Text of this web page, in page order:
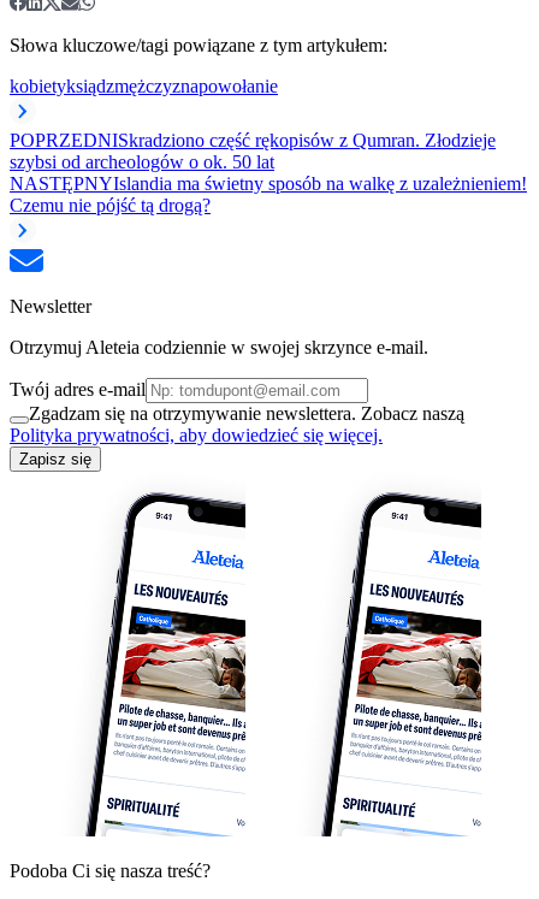
Słowa kluczowe/tagi powiązane z tym artykułem:
kobietyksiądzmężczyznapowołanie
POPRZEDNISkradziono część rękopisów z Qumran. Złodzieje
szybsi od archeologów o ok. 50 lat
NASTĘPNYIslandia ma świetny sposób na walkę z uzależnieniem!
Czemu nie pójść tą drogą?
Newsletter
Otrzymuj Aleteia codziennie w swojej skrzynce e-mail.
Twój adres e-mail
Zgadzam się na otrzymywanie newslettera. Zobacz naszą
Polityka prywatności, aby dowiedzieć się więcej.
Zapisz się
Podoba Ci się nasza treść?